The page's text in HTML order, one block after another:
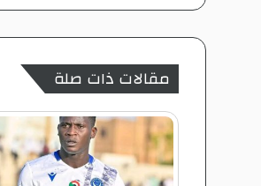
ف
ي
ف
مقالات ذات صلة